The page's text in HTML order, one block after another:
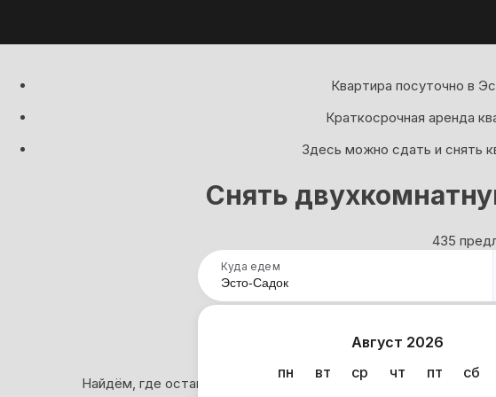
Квартира посуточно в
Краткосрочная аренда
Здесь можно сдать и снять
Снять
435
Куда едем
Август 2026
пн
вт ср чт пт сб
Найдём, где остановиться в Эсто-Садке: 435 вариантов